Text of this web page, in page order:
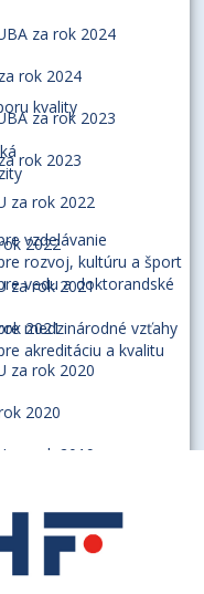
kvality
vzdelávanie
rozvoj, kultúru a šport
vedu a doktorandské
medzinárodné vzťahy
akreditáciu a kvalitu
za rok 2024
rok 2024
za rok 2023
rok 2023
za rok 2022
2022
za rok 2021
2021
za rok 2020
2020
za rok 2019
2018
za rok 2018